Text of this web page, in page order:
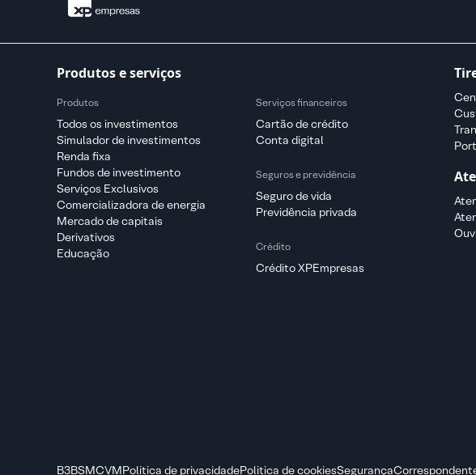
Produtos e serviços
Produtos
Todos os investimentos
Simulador de investimentos
Renda fixa
Fundos de investimento
Serviços Exclusivos
Comercializadora de energia
Mercado de capitais
Derivativos
Educação
Serviços financeiros
Cartão de crédito
Conta digital
Seguros e previdência
Seguro de vida
Previdência privada
Crédito
Crédito XPEmpresas
B3BSMCVMPolitica de privacidadePolitica de cookiesSegurança